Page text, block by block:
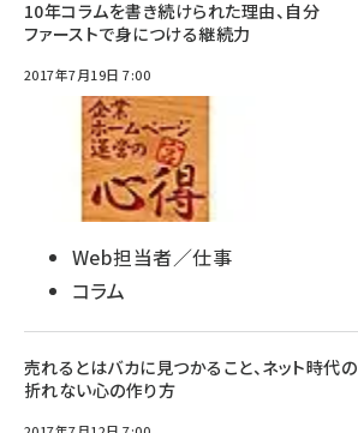
10年コラムを書き続けられた理由、自分
ファーストで身につける継続力
2017年7月19日 7:00
Web担当者／仕事
コラム
売れるとはバカに見つかること、ネット時代の
折れない心の作り方